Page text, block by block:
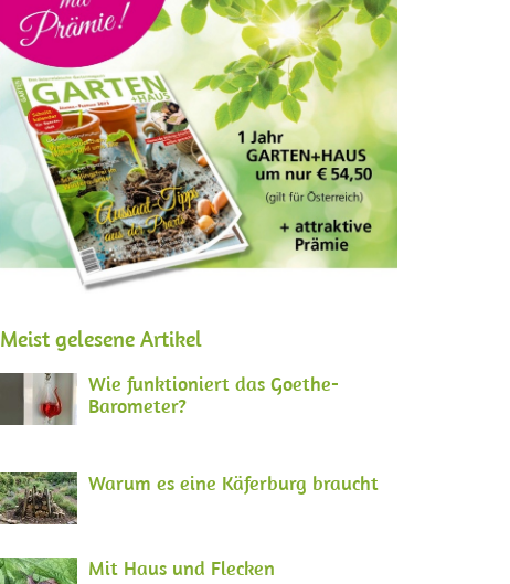
Meist gelesene Artikel
Wie funktioniert das Goethe-
Barometer?
Warum es eine Käferburg braucht
Mit Haus und Flecken